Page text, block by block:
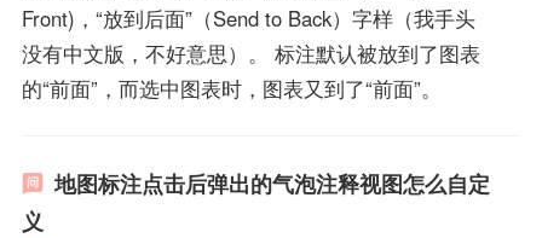
Front)，“放到后面”（Send to Back）字样（我手头
没有中文版，不好意思）。 标注默认被放到了图表
的“前面”，而选中图表时，图表又到了“前面”。
地图标注点击后弹出的气泡注释视图怎么自定
义